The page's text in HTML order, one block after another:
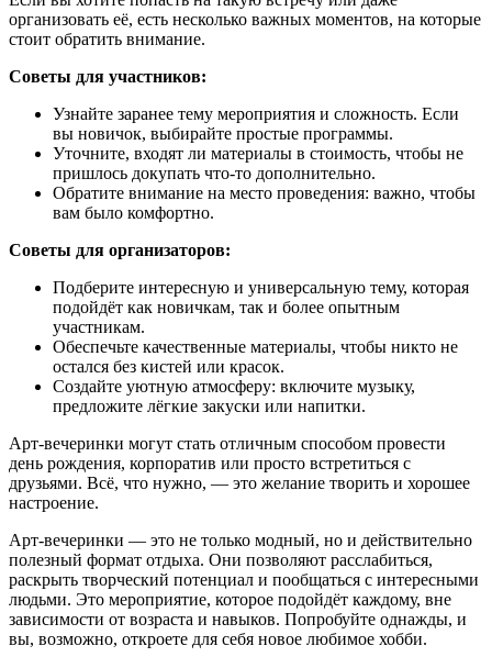
организовать её, есть несколько важных моментов, на которые
стоит обратить внимание.
Советы для участников:
Узнайте заранее тему мероприятия и сложность. Если
вы новичок, выбирайте простые программы.
Уточните, входят ли материалы в стоимость, чтобы не
пришлось докупать что-то дополнительно.
Обратите внимание на место проведения: важно, чтобы
вам было комфортно.
Советы для организаторов:
Подберите интересную и универсальную тему, которая
подойдёт как новичкам, так и более опытным
участникам.
Обеспечьте качественные материалы, чтобы никто не
остался без кистей или красок.
Создайте уютную атмосферу: включите музыку,
предложите лёгкие закуски или напитки.
Арт-вечеринки могут стать отличным способом провести
день рождения, корпоратив или просто встретиться с
друзьями. Всё, что нужно, — это желание творить и хорошее
настроение.
Арт-вечеринки — это не только модный, но и действительно
полезный формат отдыха. Они позволяют расслабиться,
раскрыть творческий потенциал и пообщаться с интересными
людьми. Это мероприятие, которое подойдёт каждому, вне
зависимости от возраста и навыков. Попробуйте однажды, и
вы, возможно, откроете для себя новое любимое хобби.